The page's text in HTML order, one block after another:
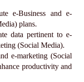
e-Business and e-
plans.
data pertinent to e-
(Social Media).
e-marketing (Social
productivity and